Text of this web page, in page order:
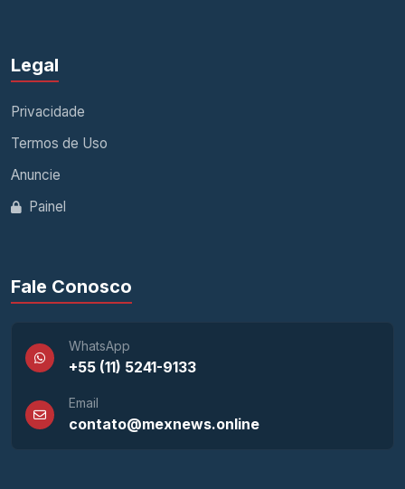
Legal
Privacidade
Termos de Uso
Anuncie
Painel
Fale Conosco
WhatsApp
+55 (11) 5241-9133
Email
contato@mexnews.online